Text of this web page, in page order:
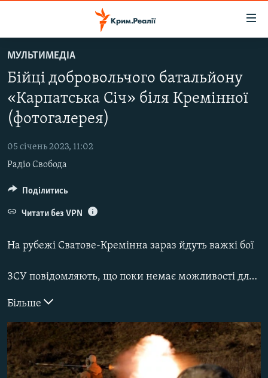
до
основного
матеріалу
Перейти
до
навігації
Перейти
пошуку
ВОДА.КРИМ
ВІДЕО ТА ФОТО
ПОЛІТИКА
БЛОГИ
ПОГЛЯД
ІНТЕРВ'Ю
ВСЕ ЗА ДЕНЬ
ВІДЕОУРОКИ «ELIFBE»
СВІДЧЕННЯ ОКУПАЦІЇ
УКРАЇНСЬКА ПРОБЛЕМА КРИМУ
ІНФОГРАФІКА
Qırımtatar
ДОЛУЧАЙСЯ!
МУЛЬТИМЕДІА
Бійці добровольчого батальйону
«Карпатська Січ» біля Кремінної
(фотогалерея)
05 січень 2023, 11:02
Радіо Свобода
На рубежі Сватове-Кремінна зараз йдуть важкі бої
ЗСУ повідомляють, що поки немає можливості для прямого контрнаступу, відбувається системне знищення логістики складів та командних пунктів військ РФ.
Більше
Поділитись
Читати без VPN